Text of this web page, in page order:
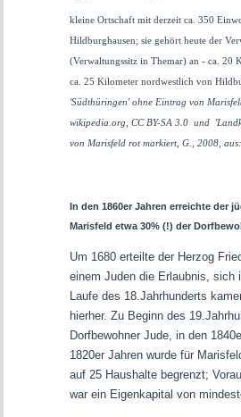
kleine Ortschaft mit derzeit ca. 350
Hildburghausen; sie gehört heute der
(Verwaltungssitz in Themar) an - ca. 20
ca. 25 Kilometer nordwestlich von
'Südthüringen' ohne Eintrag von
wikipedia.org, CC BY-SA 3.0 und
von Marisfeld rot markiert, G., 2008,
In den 1860er Jahren erreichte der
Marisfeld etwa 30% (!) der
Um 1680 erteilte der Herzog
einem Juden die Erlaubnis, sich
Laufe des 18.Jahrhunderts
hierher. Zu Beginn des
Dorfbewohner Jude, in den
1820er Jahren wurde für
auf 25 Haushalte begrenzt;
war ein Eigenkapital von